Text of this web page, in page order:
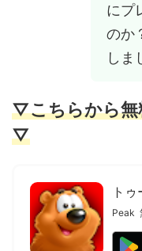
にプ
のか
しま
▽こちらから無
▽
ト
Peak